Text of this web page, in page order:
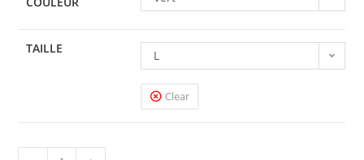
TAILLE L
Clear